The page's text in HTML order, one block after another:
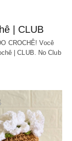
| CLUB
CROCHÊ! Você
| CLUB. No Club